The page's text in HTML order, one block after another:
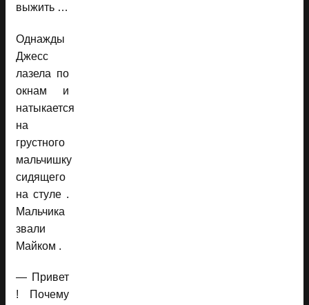
выжить …
Однажды
Джесс
лазела по
окнам и
натыкается
на
грустного
мальчишку
сидящего
на стуле .
Мальчика
звали
Майком .
— Привет
! Почему